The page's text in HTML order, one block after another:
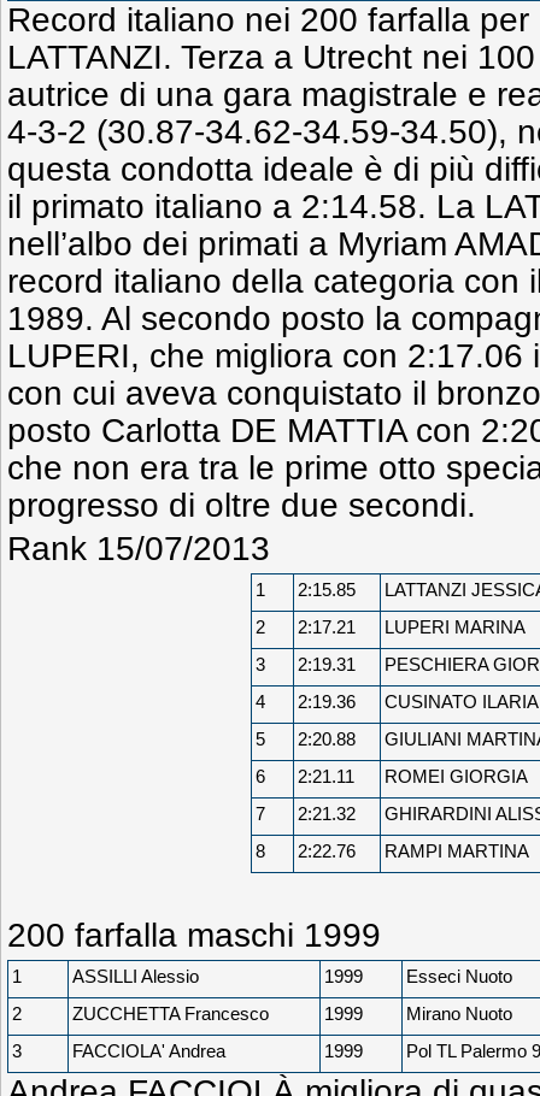
Record italiano nei 200 farfalla
LATTANZI. Terza a Utrecht nei
autrice di una gara magistrale e
4-3-2 (30.87-34.62-34.59-34.50),
questa condotta ideale è di più
il primato italiano a 2:14.58. La
nell’albo dei primati a Myriam
record italiano della categoria con
1989. Al secondo posto la
LUPERI, che migliora con 2:17.06
con cui aveva conquistato il
posto Carlotta DE MATTIA con
che non era tra le prime otto
progresso di oltre due secondi.
Rank 15/07/2013
1 2:15.85
LATTANZI
2
2:17.21
LUPERI MARINA
3
2:19.31
PESCHIERA
4
2:19.36
CUSINATO ILARIA
5
2:20.88
GIULIANI
6
2:21.11
ROMEI GIORGIA
7
2:21.32
GHIRARDINI
8
2:22.76 RAMPI MARTINA
200 farfalla maschi 1999
1 ASSILLI Alessio 1999
Esseci Nuoto
2
ZUCCHETTA Francesco 1999
Mirano Nuoto
3
FACCIOLA' Andrea 1999 Pol TL Palermo